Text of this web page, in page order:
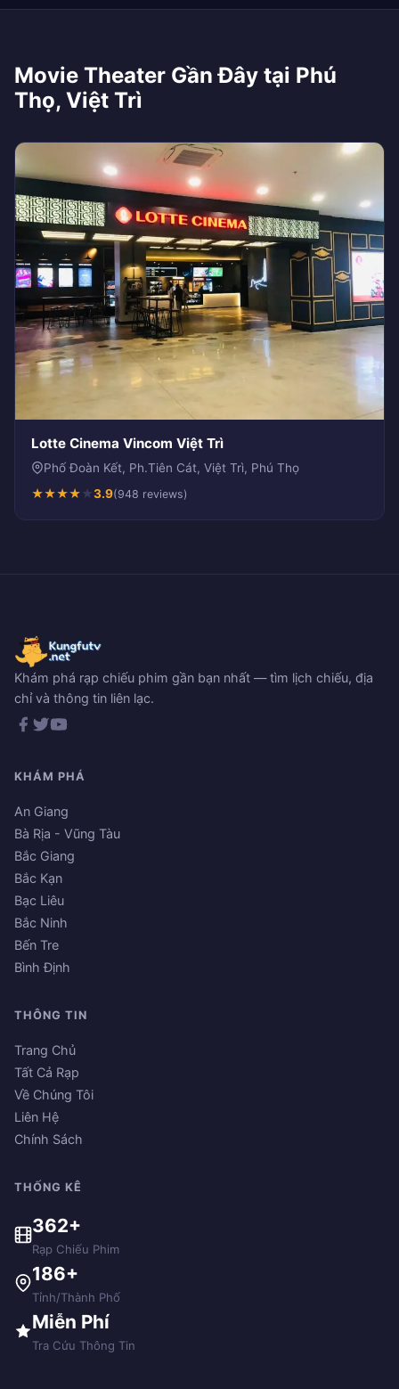
Movie Theater Gần Đây tại Phú
Thọ, Việt Trì
Lotte Cinema Vincom Việt Trì
Phố Đoàn Kết, Ph.Tiên Cát, Việt Trì, Phú Thọ
★★★★★3.9(948 reviews)
Khám phá rạp chiếu phim gần bạn nhất — tìm lịch chiếu, địa
chỉ và thông tin liên lạc.
KHÁM PHÁ
An Giang
Bà Rịa - Vũng Tàu
Bắc Giang
Bắc Kạn
Bạc Liêu
Bắc Ninh
Bến Tre
Bình Định
THÔNG TIN
Trang Chủ
Tất Cả Rạp
Về Chúng Tôi
Liên Hệ
Chính Sách
THỐNG KÊ
362+
Rạp Chiếu Phim
186+
Tỉnh/Thành Phố
Miễn Phí
Tra Cứu Thông Tin